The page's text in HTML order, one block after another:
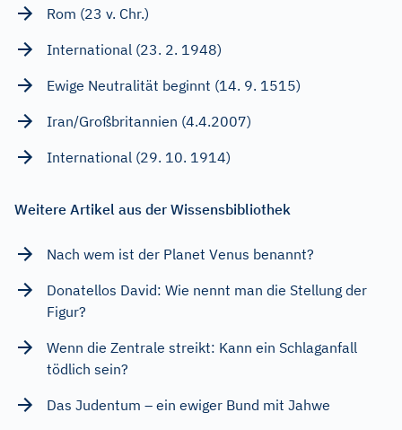
Rom (23 v. Chr.)
International (23. 2. 1948)
Ewige Neutralität beginnt (14. 9. 1515)
Iran/Großbritannien (4.4.2007)
International (29. 10. 1914)
Weitere Artikel aus der Wissensbibliothek
Nach wem ist der Planet Venus benannt?
Donatellos David: Wie nennt man die Stellung der
Figur?
Wenn die Zentrale streikt: Kann ein Schlaganfall
tödlich sein?
Das Judentum – ein ewiger Bund mit Jahwe